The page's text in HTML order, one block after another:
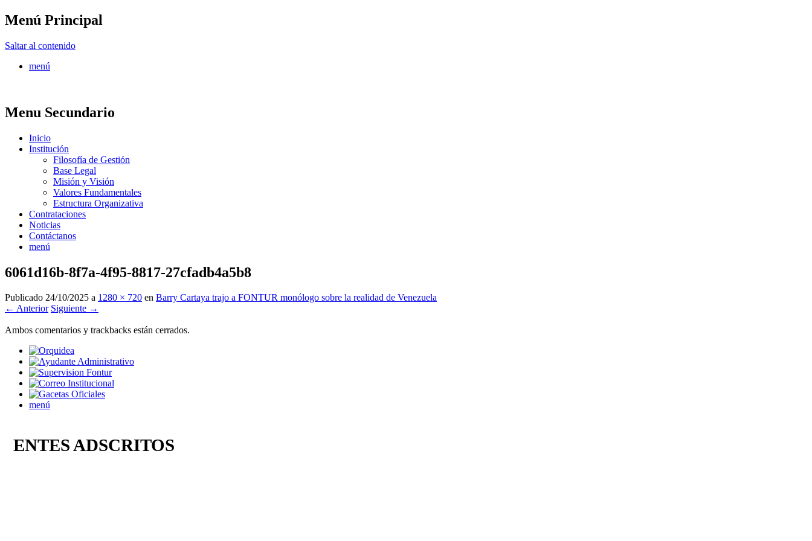
Menú Principal
Saltar al contenido
menú
Menu Secundario
Inicio
Institución
Filosofía de Gestión
Base Legal
Misión y Visión
Valores Fundamentales
Estructura Organizativa
Contrataciones
Noticias
Contáctanos
menú
6061d16b-8f7a-4f95-8817-27cfadb4a5b8
Publicado 24/10/2025 a 1280 × 720 en Barry Cartaya trajo a FONTUR monólogo sobre la realidad de Venezuela
← Anterior Siguiente →
Ambos comentarios y trackbacks están cerrados.
menú
ENTES ADSCRITOS